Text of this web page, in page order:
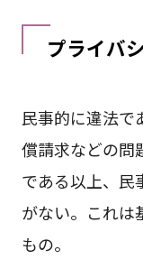
プライバ
民事的に違法で
償請求などの問
である以上、民
がない。これは
もの。